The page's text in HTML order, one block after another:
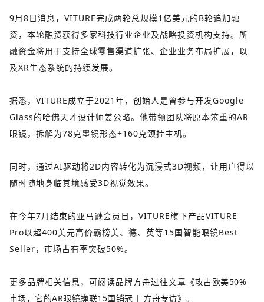
9月8日消息，VITURE完成两轮总规模1亿美元的B轮追加融
资，本轮融资获得多家科技行业企业及战略投资机构支持。所
融资金将用于支持全球零售渠道扩张、企业业务布局扩展，以
及XR生态系统的持续发展。
据悉，VITURE成立于2021年，创始人是曾参与开发Google
Glass的哈佛天才设计师姜公略。他带领团队将原本笨重的AR
眼镜，拆解为78克墨镜形态+160克颈挂主机。
同时，通过AI驱动将2D内容转化为沉浸式3D视频，让用户得以
随时随地身临其境感受3D视觉效果。
在今年7月结束的亚马逊会员日，VITURE旗下产品VITURE
Pro以超400美元高价霸榜美、德、英等15国智能眼镜Best
Seller，市场占有率突破50%。
更多品牌相关信息，可阅读品牌方舟过往文章 《攻占欧美50%
市场，它的AR眼镜蝉联15国销冠 | 方舟专访》 。